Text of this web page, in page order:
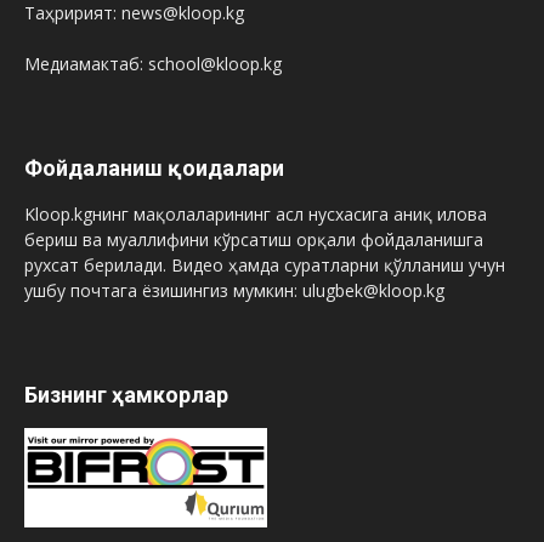
Таҳририят: news@kloop.kg
Медиамактаб: school@kloop.kg
Фойдаланиш қоидалари
Kloop.kgнинг мақолаларининг асл нусхасига аниқ илова
бериш ва муаллифини кўрсатиш орқали фойдаланишга
рухсат берилади. Видео ҳамда суратларни қўлланиш учун
ушбу почтага ёзишингиз мумкин: ulugbek@kloop.kg
Бизнинг ҳамкорлар